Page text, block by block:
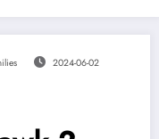
2024-06-02